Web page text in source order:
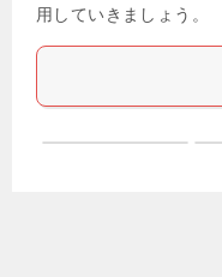
用していきましょう。